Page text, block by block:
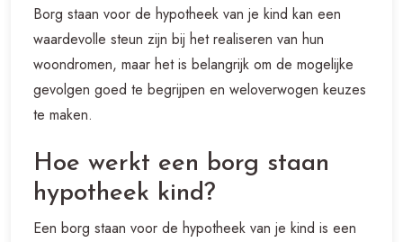
Borg staan voor de hypotheek van je kind kan een
waardevolle steun zijn bij het realiseren van hun
woondromen, maar het is belangrijk om de mogelijke
gevolgen goed te begrijpen en weloverwogen keuzes
te maken.
Hoe werkt een borg staan
hypotheek kind?
Een borg staan voor de hypotheek van je kind is een